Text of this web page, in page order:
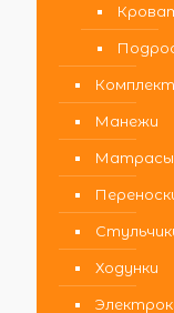
Манежи
Матрасы
Ходунки